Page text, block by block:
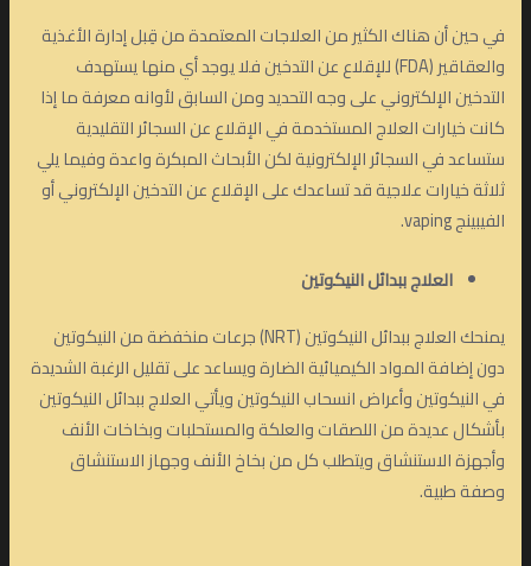
في حين أن هناك الكثير من العلاجات المعتمدة من قِبل إدارة الأغذية
والعقاقير (FDA) للإقلاع عن التدخين فلا يوجد أي منها يستهدف
التدخين الإلكتروني على وجه التحديد ومن السابق لأوانه معرفة ما إذا
كانت خيارات العلاج المستخدمة في الإقلاع عن السجائر التقليدية
ستساعد في السجائر الإلكترونية لكن الأبحاث المبكرة واعدة وفيما يلي
ثلاثة خيارات علاجية قد تساعدك على الإقلاع عن التدخين الإلكتروني أو
الفيبينج vaping.
العلاج ببدائل النيكوتين
يمنحك العلاج ببدائل النيكوتين (NRT) جرعات منخفضة من النيكوتين
دون إضافة المواد الكيميائية الضارة ويساعد على تقليل الرغبة الشديدة
في النيكوتين وأعراض انسحاب النيكوتين ويأتي العلاج ببدائل النيكوتين
بأشكال عديدة من اللصقات والعلكة والمستحلبات وبخاخات الأنف
وأجهزة الاستنشاق ويتطلب كل من بخاخ الأنف وجهاز الاستنشاق
وصفة طبية.